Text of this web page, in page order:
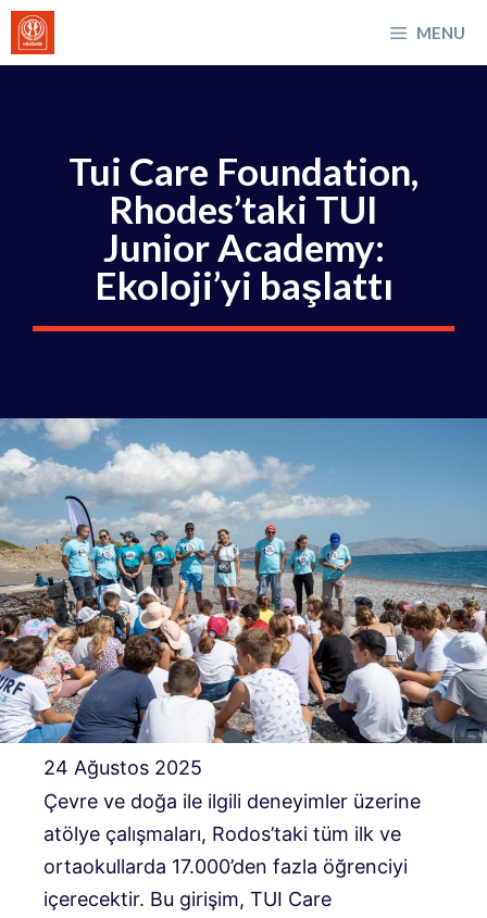
İçeriğe
atla
MENU
Tui Care Foundation,
Rhodes’taki TUI
Junior Academy:
Ekoloji’yi başlattı
24 Ağustos 2025
Çevre ve doğa ile ilgili deneyimler üzerine
atölye çalışmaları, Rodos’taki tüm ilk ve
ortaokullarda 17.000’den fazla öğrenciyi
içerecektir. Bu girişim, TUI Care